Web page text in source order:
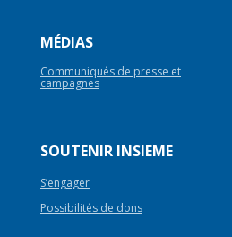
MÉDIAS
Communiqués de presse et
campagnes
SOUTENIR INSIEME
S’engager
Possibilités de dons